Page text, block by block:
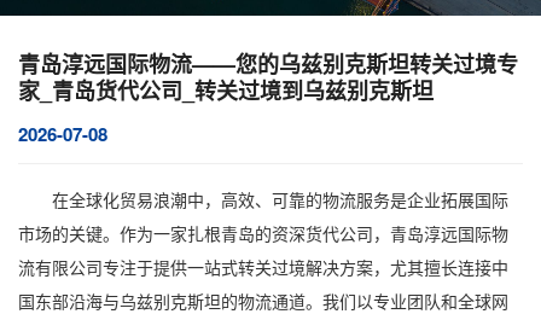
青岛淳远国际物流——您的乌兹别克斯坦转关过境专
家_青岛货代公司_转关过境到乌兹别克斯坦
2026-07-08
在全球化贸易浪潮中，高效、可靠的物流服务是企业拓展国际
市场的关键。作为一家扎根青岛的资深货代公司，青岛淳远国际物
流有限公司专注于提供一站式转关过境解决方案，尤其擅长连接中
国东部沿海与乌兹别克斯坦的物流通道。我们以专业团队和全球网